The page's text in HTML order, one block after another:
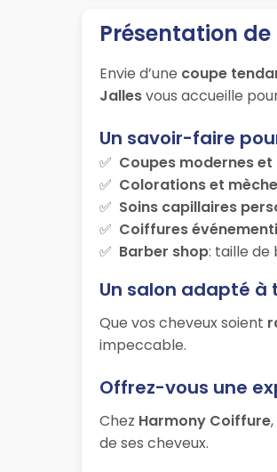
Présentation
Envie d’une coupe
Jallesvous accueille
Un savoir-faire
Coupes modernes
Colorations et
Soins capillaires
Coiffures
Barber shop: taille de
Un salon adapté à
Que vos cheveux soient
impeccable.
Offrez-vous une
Chez Harmony Coiffure
de ses cheveux.